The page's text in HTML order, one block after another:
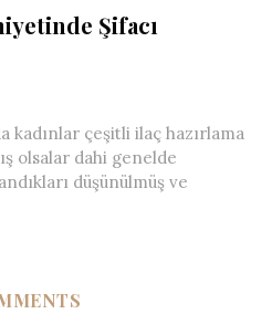
Şifacı
kadınlar çeşitli ilaç hazırlama
olsalar dahi genelde
düşünülmüş ve